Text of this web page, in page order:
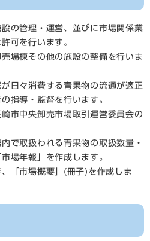
の管理・運営、並びに市場関係業
可を行います。
場棟その他の施設の整備を行いま
日々消費する青果物の流通が適正
指導・監督を行います。
市中央卸売市場取引運営委員会の
で取扱われる青果物の取扱数量・
場年報」を作成します。
「市場概要」(冊子)を作成しま